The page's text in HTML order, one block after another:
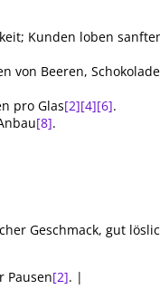
Kunden loben
von Beeren,
pro Glas[2][4][6].
[8].
Geschmack, gut
Pausen[2]. |